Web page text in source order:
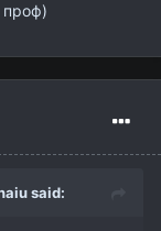
проф)
said: